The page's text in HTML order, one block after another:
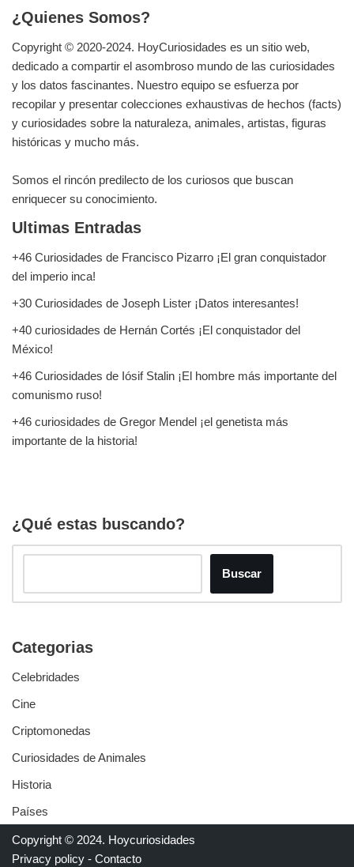
¿Quienes Somos?
Copyright © 2020-2024. HoyCuriosidades es un sitio web,
dedicado a compartir el asombroso mundo de las curiosidades
y los datos fascinantes. Nuestro equipo se esfuerza por
recopilar y presentar colecciones exhaustivas de hechos (facts)
y curiosidades sobre la naturaleza, animales, artistas, figuras
históricas y mucho más.
Somos el rincón predilecto de los curiosos que buscan
enriquecer su conocimiento.
Ultimas Entradas
+46 Curiosidades de Francisco Pizarro ¡El gran conquistador
del imperio inca!
+30 Curiosidades de Joseph Lister ¡Datos interesantes!
+40 curiosidades de Hernán Cortés ¡El conquistador del
México!
+46 Curiosidades de Iósif Stalin ¡El hombre más importante del
comunismo ruso!
+46 curiosidades de Gregor Mendel ¡el genetista más
importante de la historia!
¿Qué estas buscando?
Buscar
Categorias
Celebridades
Cine
Criptomonedas
Curiosidades de Animales
Historia
Países
Copyright © 2024. Hoycuriosidades
Privacy policy - Contacto